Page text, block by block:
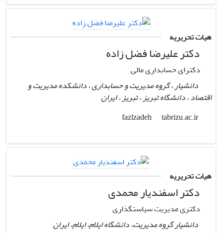
هیات تحریریه
دکتر علیرضا فضل زاده
دکترای حسابداری مالی
دانشیار ، گروه مدیریت و حسابداری ، دانشکده مدیریت و
اقتصاد ، دانشگاه تبریز ، تبریز ، ایران
fazlzadeh
tabrizu.ac.ir
هیات تحریریه
دکتر اسفندیار محمدی
دکتری مدیریت سیاستگذاری
دانشیار گروه مدیریت، دانشگاه ایلام، ایلام، ایران